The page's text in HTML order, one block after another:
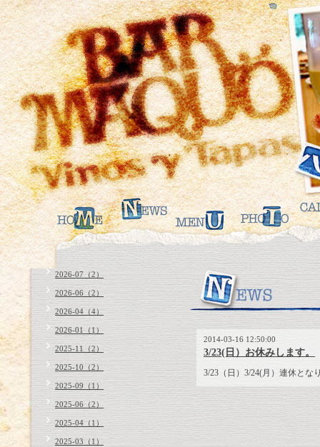
2014-03-16 12:50:00
3/23(日）お休みします。
3/23（日）3/24(月）連休とな
2026-07（2）
2026-06（2）
2026-04（4）
2026-01（1）
2025-11（2）
2025-10（2）
2025-09（1）
2025-06（2）
2025-04（1）
2025-03（1）